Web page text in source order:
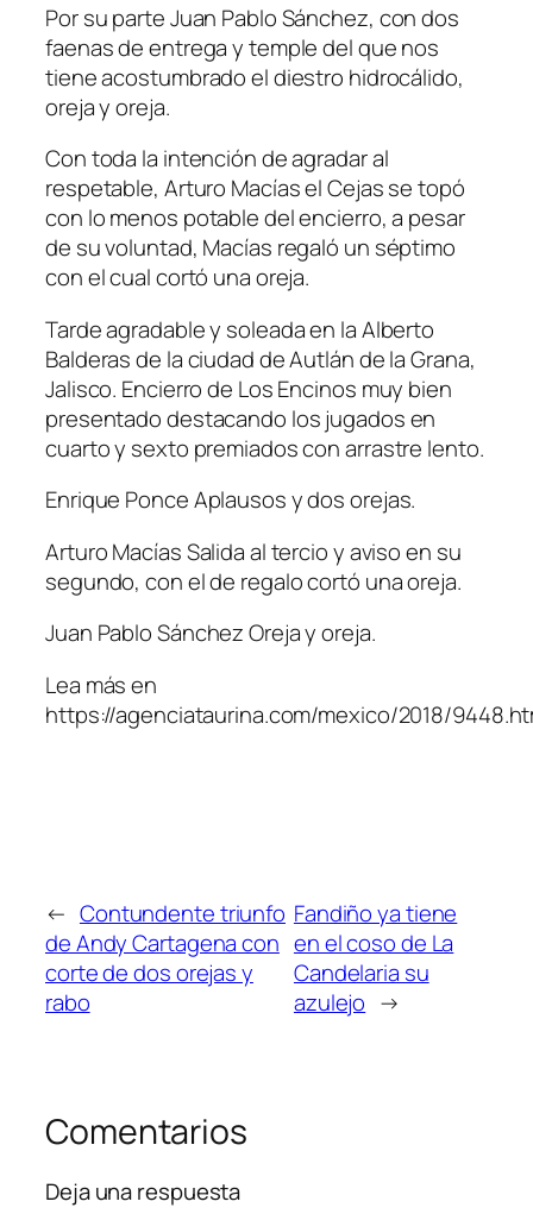
Por su parte Juan Pablo Sánchez, con dos
faenas de entrega y temple del que nos
tiene acostumbrado el diestro hidrocálido,
oreja y oreja.
Con toda la intención de agradar al
respetable, Arturo Macías el Cejas se topó
con lo menos potable del encierro, a pesar
de su voluntad, Macías regaló un séptimo
con el cual cortó una oreja.
Tarde agradable y soleada en la Alberto
Balderas de la ciudad de Autlán de la Grana,
Jalisco. Encierro de Los Encinos muy bien
presentado destacando los jugados en
cuarto y sexto premiados con arrastre lento.
Enrique Ponce Aplausos y dos orejas.
Arturo Macías Salida al tercio y aviso en su
segundo, con el de regalo cortó una oreja.
Juan Pablo Sánchez Oreja y oreja.
Lea más en
https://agenciataurina.com/mexico/2018/
← Contundente triunfo
de Andy Cartagena con
corte de dos orejas y
rabo
Fandiño ya tiene
en el coso de La
Candelaria su
azulejo →
Comentarios
Deja una respuesta